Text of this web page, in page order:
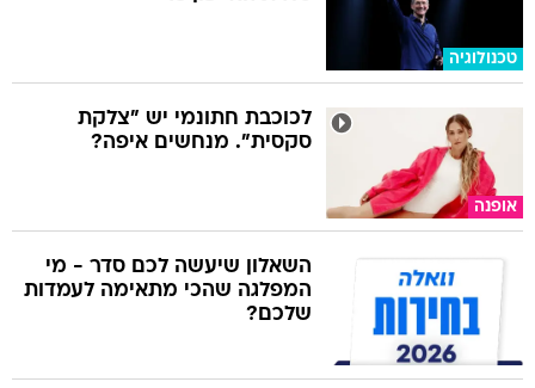
טכנולוגיה
אופנה
לכוכבת חתונמי יש "צלקת
סקסית". מנחשים איפה?
השאלון שיעשה לכם סדר - מי
המפלגה שהכי מתאימה לעמדות
שלכם?